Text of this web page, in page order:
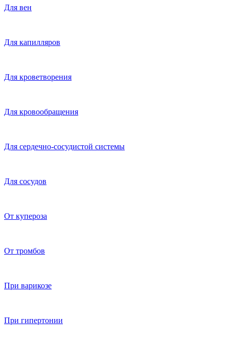
Для вен
Для капилляров
Для кроветворения
Для кровообращения
Для сердечно-сосудистой системы
Для сосудов
От купероза
От тромбов
При варикозе
При гипертонии